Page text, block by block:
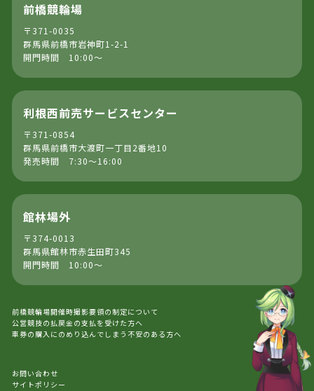
前橋競輪場
〒371-0035
群馬県前橋市岩神町1-2-1
開門時間 10:00～
利根西前売サービスセンター
〒371-0854
群馬県前橋市大渡町一丁目2番地10
発売時間 7:30～16:00
館林場外
〒374-0013
群馬県館林市赤生田町345
開門時間 10:00～
前橋競輪場開催時撮影要領の制定について
公営競技の払戻金の支払を受けた方へ
車券の購入にのめり込んでしまう不安のある方へ
お問い合わせ
サイトポリシー